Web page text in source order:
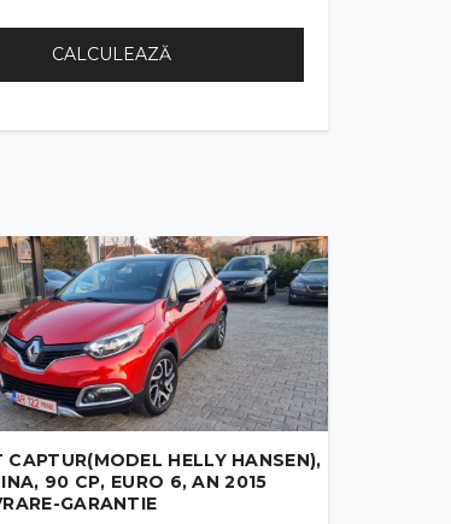
CALCULEAZĂ
CAPTUR(MODEL HELLY HANSEN),
90 CP, EURO 6, AN 2015
GARANTIE